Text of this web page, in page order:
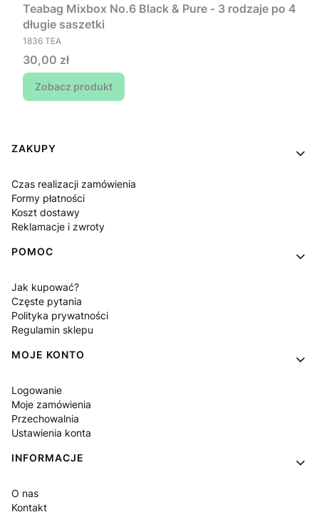
Teabag Mixbox No.6 Black & Pure - 3 rodzaje po 4
długie saszetki
PRODUCENT
1836 TEA
Cena
30,00 zł
Zobacz produkt
Linki w stopce
ZAKUPY
Czas realizacji zamówienia
Formy płatności
Koszt dostawy
Reklamacje i zwroty
POMOC
Jak kupować?
Częste pytania
Polityka prywatności
Regulamin sklepu
MOJE KONTO
Logowanie
Moje zamówienia
Przechowalnia
Ustawienia konta
INFORMACJE
O nas
Kontakt